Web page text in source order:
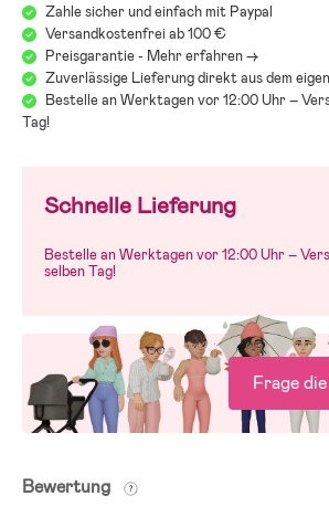
Zahle sicher und einfach mit Paypal
Versandkostenfrei ab 100 €
Preisgarantie - Mehr erfahren ->
Zuverlässige Lieferung direkt aus dem
Bestelle an Werktagen vor 12:00 Uhr –
Tag!
Schnelle Lieferung
Bestelle an Werktagen vor 12:00 Uhr –
selben Tag!
Frage
Bewertung